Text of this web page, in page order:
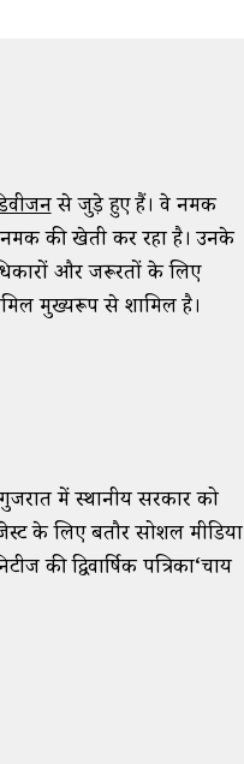
से जुड़े हुए हैं। वे नमक
की खेती कर रहा है। उनके
और जरूरतों के लिए
मुख्यरूप से शामिल है।
में स्थानीय सरकार को
के लिए बतौर सोशल मीडिया
की द्विवार्षिक पत्रिका‘चाय